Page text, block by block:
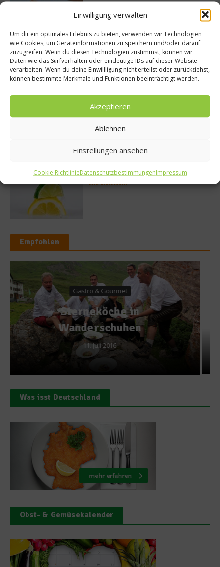
Einwilligung verwalten
Um dir ein optimales Erlebnis zu bieten, verwenden wir Technologien
wie Cookies, um Geräteinformationen zu speichern und/oder darauf
zuzugreifen. Wenn du diesen Technologien zustimmst, können wir
Daten wie das Surfverhalten oder eindeutige IDs auf dieser Website
verarbeiten. Wenn du deine Einwillligung nicht erteilst oder zurückziehst,
können bestimmte Merkmale und Funktionen beeinträchtigt werden.
Akzeptieren
Ablehnen
Einstellungen ansehen
Cookie-RichtlinieDatenschutzbestimmungenImpressum
So bildet sich eine krosse
Schweinebratenkruste
Beachcomber – Alles über das Restaurant
Heinz Beck im Forte Village Resort
Was ist der Unterschied zwischen Limonen
und Limetten?
Empfohlen
Gesundes & Bio
Exotische Früchte:
Mamoncillo
25. April 2013
Was isst Deutschland
Obst- & Gemüsekalender